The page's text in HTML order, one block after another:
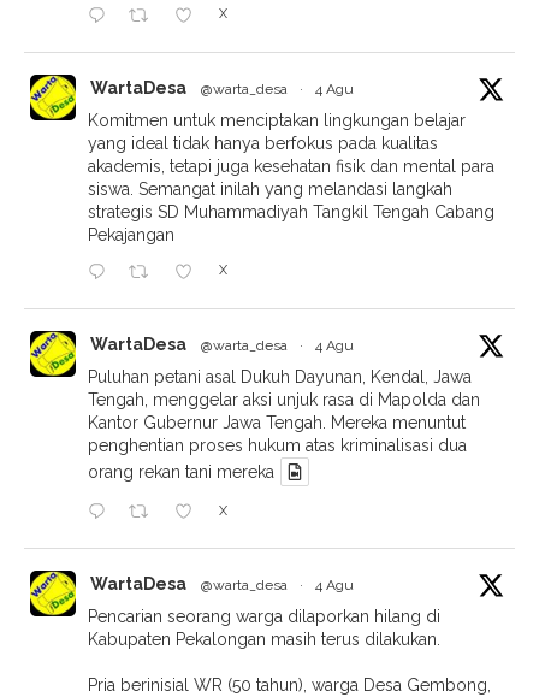
X
WartaDesa @warta_desa · 4 Agu
Komitmen untuk menciptakan lingkungan belajar
yang ideal tidak hanya berfokus pada kualitas
akademis, tetapi juga kesehatan fisik dan mental para
siswa. Semangat inilah yang melandasi langkah
strategis SD Muhammadiyah Tangkil Tengah Cabang
Pekajangan
X
WartaDesa @warta_desa · 4 Agu
Puluhan petani asal Dukuh Dayunan, Kendal, Jawa
Tengah, menggelar aksi unjuk rasa di Mapolda dan
Kantor Gubernur Jawa Tengah. Mereka menuntut
penghentian proses hukum atas kriminalisasi dua
orang rekan tani mereka
X
WartaDesa @warta_desa · 4 Agu
Pencarian seorang warga dilaporkan hilang di
Kabupaten Pekalongan masih terus dilakukan.
Pria berinisial WR (50 tahun), warga Desa Gembong,